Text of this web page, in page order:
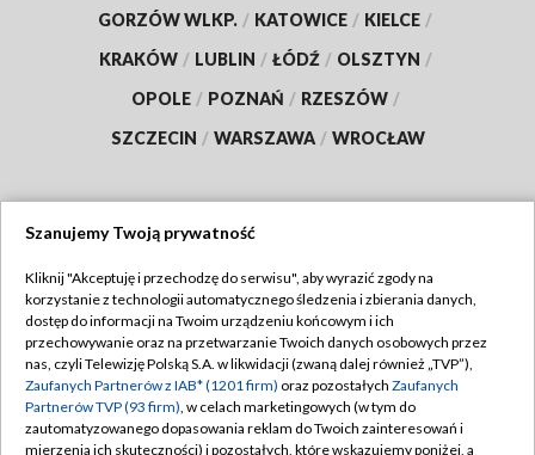
GORZÓW WLKP. / KATOWICE / KIELCE /
KRAKÓW / LUBLIN / ŁÓDŹ / OLSZTYN /
OPOLE / POZNAŃ / RZESZÓW /
SZCZECIN / WARSZAWA / WROCŁAW
TVP
Abonament TVP
Emisja w TVP
Centrum informacji TVP
Regulamin TVP
Polityka prywatności
Moje zgody
Szanujemy Twoją prywatność
Kliknij "Akceptuję i przechodzę do serwisu", aby wyrazić zgody na
korzystanie z technologii automatycznego śledzenia i zbierania danych,
dostęp do informacji na Twoim urządzeniu końcowym i ich
przechowywanie oraz na przetwarzanie Twoich danych osobowych przez
nas, czyli Telewizję Polską S.A. w likwidacji (zwaną dalej również „TVP”),
Zaufanych Partnerów z IAB* (1201 firm) oraz pozostałych Zaufanych
Partnerów TVP (93 firm), w celach marketingowych (w tym do
zautomatyzowanego dopasowania reklam do Twoich zainteresowań i
mierzenia ich skuteczności) i pozostałych, które wskazujemy poniżej, a